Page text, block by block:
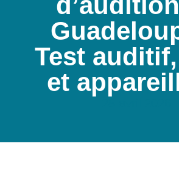
Test
et